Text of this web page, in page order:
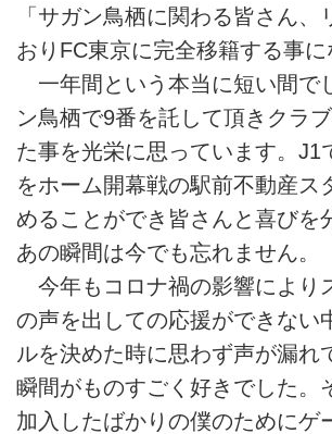
「サガン鳥栖に関わる皆さん、
おりFC東京に完全移籍する事に
一年間という本当に短い間で
ン鳥栖で9番を託して頂きクラ
た事を光栄に思っています。J1
をホーム開幕戦の駅前不動産ス
めることができ皆さんと喜びを
あの瞬間は今でも忘れません。
今年もコロナ禍の影響により
の声を出しての応援ができない
ルを決めた時に思わず声が漏れ
瞬間がものすごく好きでした。
加入したばかりの僕のためにゲ